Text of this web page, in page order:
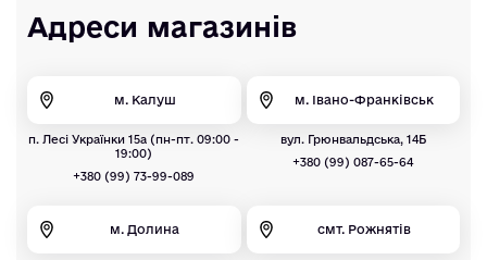
Адреси магазинів
м. Калуш
п. Лесі Українки 15а (пн-пт. 09:00 -
19:00)
+380 (99) 73-99-089
м. Івано-Франківськ
вул. Грюнвальдська, 14Б
+380 (99) 087-65-64
м. Долина смт. Рожнятів